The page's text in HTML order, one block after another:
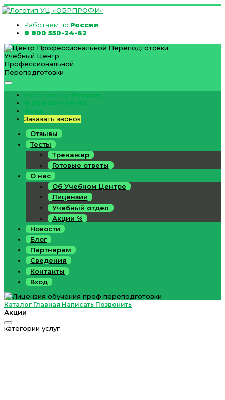
Работаем по России
8 800 550-24-62
Учебный Центр
Профессиональной
Переподготовки
Работаем по России
8 800 550-24-62
Вход
Заказать звонок
Отзывы
Тесты
Тренажер
Готовые ответы
О нас
Об Учебном Центре
Лицензии
Учебный отдел
Акции %
Новости
Блог
Партнерам
Сведения
Контакты
Вход
Каталог Главная Написать Позвонить
Акции
категории услуг